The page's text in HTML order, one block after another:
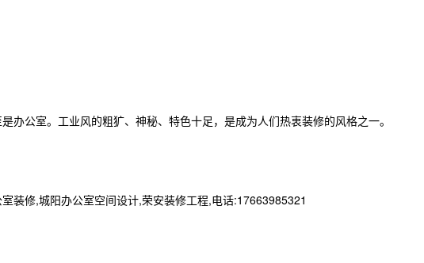
公室。工业风的粗犷、神秘、特色十足，是成为人们热衷装修的风格之一。
装修,城阳办公室空间设计,荣安装修工程,电话:17663985321